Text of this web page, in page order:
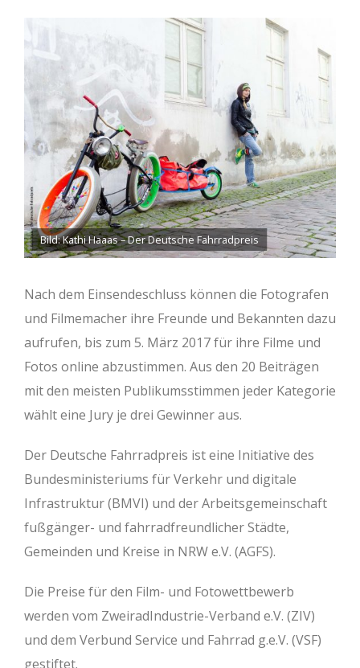
Bild: Kathi Haaas – Der Deutsche Fahrradpreis
Nach dem Einsendeschluss können die Fotografen
und Filmemacher ihre Freunde und Bekannten dazu
aufrufen, bis zum 5. März 2017 für ihre Filme und
Fotos online abzustimmen. Aus den 20 Beiträgen
mit den meisten Publikumsstimmen jeder Kategorie
wählt eine Jury je drei Gewinner aus.
Der Deutsche Fahrradpreis ist eine Initiative des
Bundesministeriums für Verkehr und digitale
Infrastruktur (BMVI) und der Arbeitsgemeinschaft
fußgänger- und fahrradfreundlicher Städte,
Gemeinden und Kreise in NRW e.V. (AGFS).
Die Preise für den Film- und Fotowettbewerb
werden vom ZweiradIndustrie-Verband e.V. (ZIV)
und dem Verbund Service und Fahrrad g.e.V. (VSF)
gestiftet.